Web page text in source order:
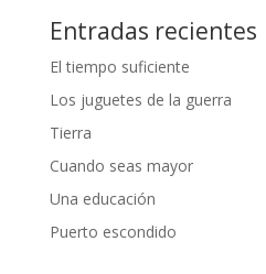
Entradas recientes
El tiempo suficiente
Los juguetes de la guerra
Tierra
Cuando seas mayor
Una educación
Puerto escondido